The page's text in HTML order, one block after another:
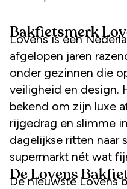
Bakfietsmerk
Lovens is een Nederlands bakfietsmerk dat de
afgelopen jaren
onder gezinnen die
veiligheid en design.
bekend om zijn luxe
rijgedrag en slimme
dagelijkse ritten naar
supermarkt nét wat
De Lovens
De nieuwste Lovens